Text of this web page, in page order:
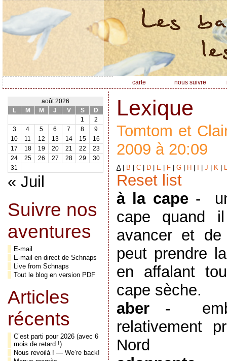
carte nous suivre
août 2026
L
M M J V S
D
1
2
3
4 5 6 7 8
9
10
11 12 13 14 15
16
17
18 19 20 21 22
23
24
25 26 27 28 29
30
31
« Juil
Suivre nos
aventures
E-mail
E-mail en direct de Schnaps
Live from Schnaps
Tout le blog en version PDF
Articles
récents
C’est parti pour 2026 (avec 6
mois de retard !)
Nous revoilà ! — We’re back!
Lexique
Tomtom et
2009 à 20:09
A| B C| D| E| F| G| H J K| L
Reset list
à la cape-
cape quand
avancer et
peut prendre
en affalant
cape sèche.
aber-
relativement
Nord